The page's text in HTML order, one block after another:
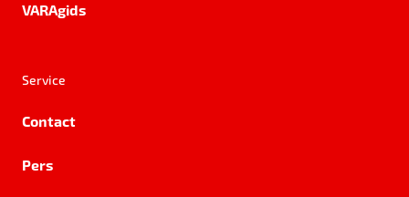
VARAgids
Service
Contact
Pers